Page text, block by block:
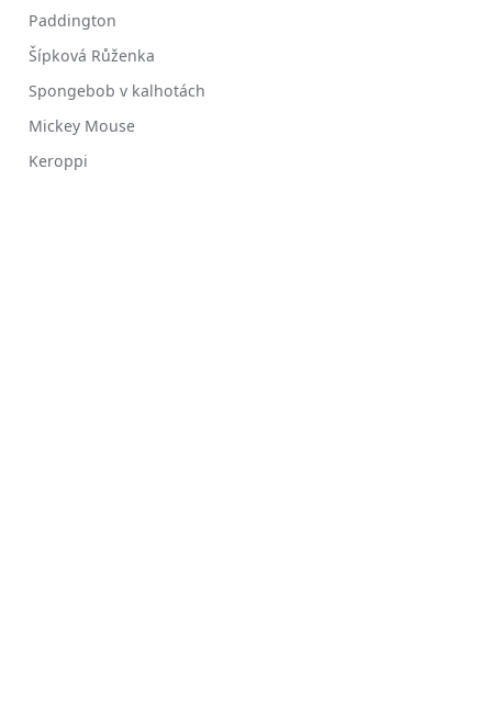
Paddington
Šípková Růženka
Spongebob v kalhotách
Mickey Mouse
Keroppi